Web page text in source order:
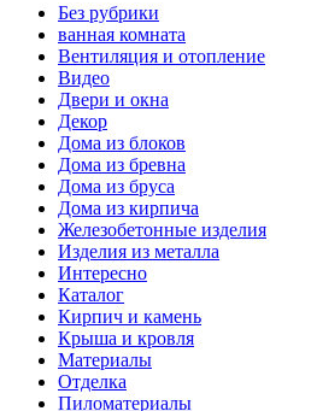
Без рубрики
ванная комната
Вентиляция и отопление
Видео
Двери и окна
Декор
Дома из блоков
Дома из бревна
Дома из бруса
Дома из кирпича
Железобетонные изделия
Изделия из металла
Интересно
Каталог
Кирпич и камень
Крыша и кровля
Материалы
Отделка
Пиломатериалы